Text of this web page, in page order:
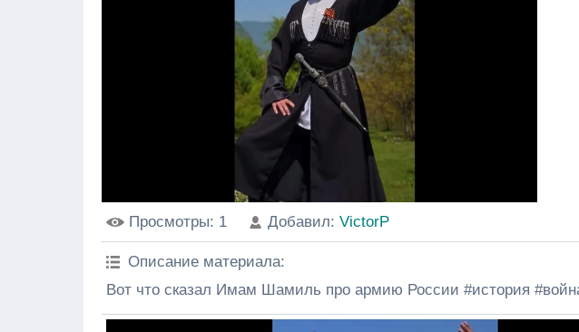
Просмотры: 1 Добавил: VictorP
Описание материала:
Вот что сказал Имам Шамиль про армию России #история